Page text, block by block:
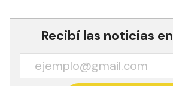
Recibí las noticias